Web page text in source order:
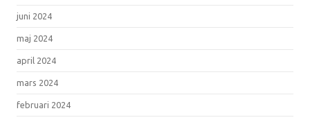
juni 2024
maj 2024
april 2024
mars 2024
februari 2024